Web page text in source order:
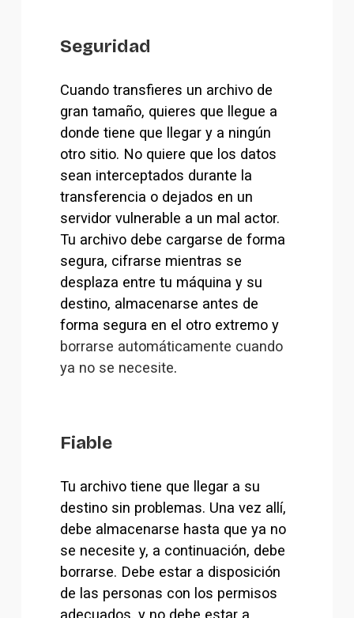
Seguridad
Cuando transfieres un archivo de
gran tamaño, quieres que llegue a
donde tiene que llegar y a ningún
otro sitio. No quiere que los datos
sean interceptados durante la
transferencia o dejados en un
servidor vulnerable a un mal actor.
Tu archivo debe cargarse de forma
segura, cifrarse mientras se
desplaza entre tu máquina y su
destino, almacenarse antes de
borrarse automáticamente cuando
ya no se necesite.
Fiable
Tu archivo tiene que llegar a su
destino sin problemas. Una vez allí,
debe almacenarse hasta que ya no
se necesite y, a continuación, debe
borrarse. Debe estar a disposición
de las personas con los permisos
adecuados, y no debe estar a